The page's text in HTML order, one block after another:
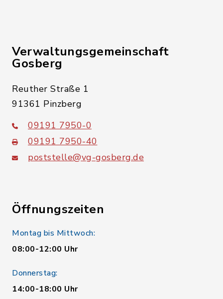
Verwaltungsgemeinschaft
Gosberg
Reuther Straße 1
91361 Pinzberg
09191 7950-0
09191 7950-40
poststelle@vg-gosberg.de
Öffnungszeiten
Montag bis Mittwoch:
08:00-12:00 Uhr
Donnerstag:
14:00-18:00 Uhr